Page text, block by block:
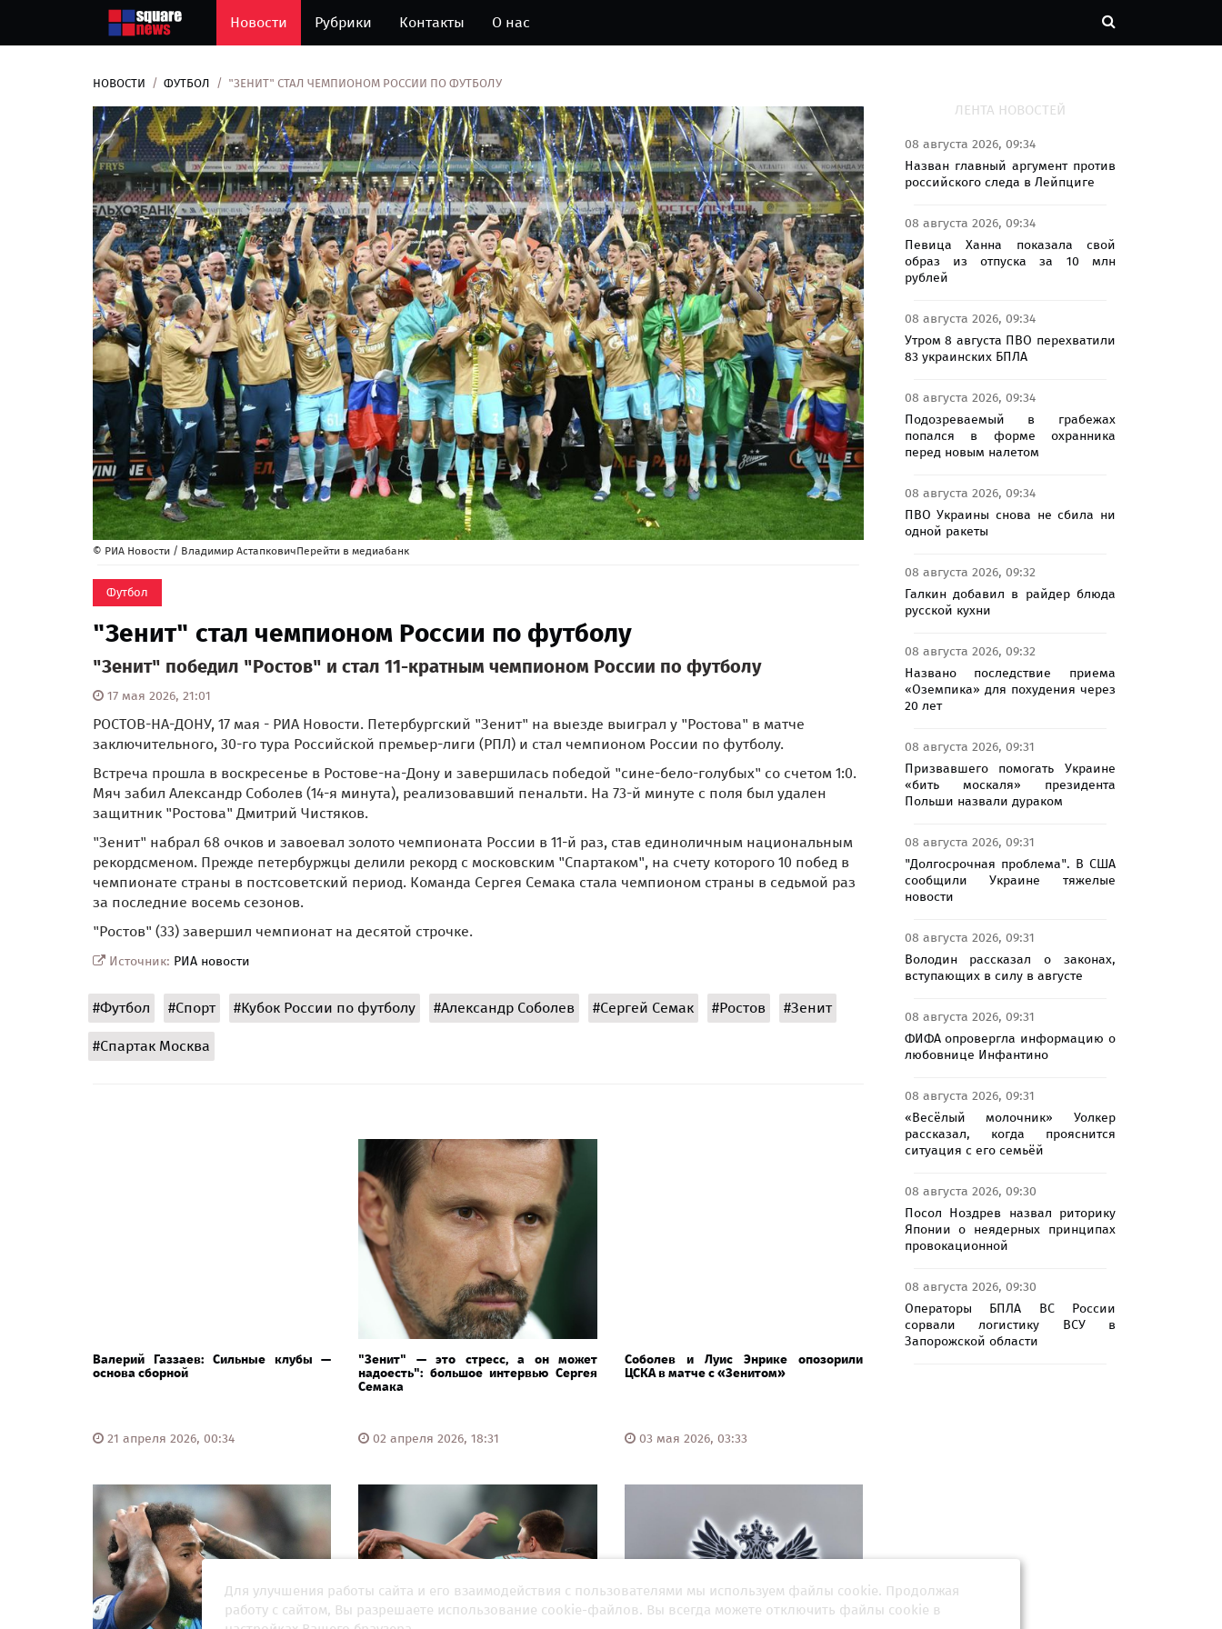
Новости Рубрики Контакты О нас
НОВОСТИ ФУТБОЛ "ЗЕНИТ" СТАЛ ЧЕМПИОНОМ РОССИИ ПО ФУТБОЛУ
© РИА Новости / Владимир АстапковичПерейти в медиабанк
Футбол
"Зенит" стал чемпионом России по футболу
"Зенит" победил "Ростов" и стал 11-кратным чемпионом России по футболу
17 мая 2026, 21:01
РОСТОВ-НА-ДОНУ, 17 мая - РИА Новости. Петербургский "Зенит" на выезде выиграл у "Ростова" в матче
заключительного, 30-го тура Российской премьер-лиги (РПЛ) и стал чемпионом России по футболу.
Встреча прошла в воскресенье в Ростове-на-Дону и завершилась победой "сине-бело-голубых" со счетом 1:0.
Мяч забил Александр Соболев (14-я минута), реализовавший пенальти. На 73-й минуте с поля был удален
защитник "Ростова" Дмитрий Чистяков.
"Зенит" набрал 68 очков и завоевал золото чемпионата России в 11-й раз, став единоличным национальным
рекордсменом. Прежде петербуржцы делили рекорд с московским "Спартаком", на счету которого 10 побед в
чемпионате страны в постсоветский период. Команда Сергея Семака стала чемпионом страны в седьмой раз
за последние восемь сезонов.
"Ростов" (33) завершил чемпионат на десятой строчке.
Источник: РИА новости
#Футбол #Спорт #Кубок России по футболу #Александр Соболев #Сергей Семак #Ростов #Зенит
#Спартак Москва
Валерий Газзаев: Сильные клубы —
основа сборной
21 апреля 2026, 00:34
"Зенит" — это стресс, а он может
надоесть": большое интервью Сергея
Семака
02 апреля 2026, 18:31
Соболев и Луис Энрике опозорили
ЦСКА в матче с «Зенитом»
03 мая 2026, 03:33
ЛЕНТА НОВОСТЕЙ
08 августа 2026, 09:34
Назван главный аргумент против
российского следа в Лейпциге
08 августа 2026, 09:34
Певица Ханна показала свой
образ из отпуска за 10 млн
рублей
08 августа 2026, 09:34
Утром 8 августа ПВО перехватили
83 украинских БПЛА
08 августа 2026, 09:34
Подозреваемый в грабежах
попался в форме охранника
перед новым налетом
08 августа 2026, 09:34
ПВО Украины снова не сбила ни
одной ракеты
08 августа 2026, 09:32
Галкин добавил в райдер блюда
русской кухни
08 августа 2026, 09:32
Названо последствие приема
«Оземпика» для похудения через
20 лет
08 августа 2026, 09:31
Призвавшего помогать Украине
«бить москаля» президента
Польши назвали дураком
08 августа 2026, 09:31
"Долгосрочная проблема". В США
сообщили Украине тяжелые
новости
08 августа 2026, 09:31
Володин рассказал о законах,
вступающих в силу в августе
08 августа 2026, 09:31
ФИФА опровергла информацию о
любовнице Инфантино
08 августа 2026, 09:31
«Весёлый молочник» Уолкер
рассказал, когда прояснится
ситуация с его семьёй
08 августа 2026, 09:30
Посол Ноздрев назвал риторику
Японии о неядерных принципах
провокационной
08 августа 2026, 09:30
Операторы БПЛА ВС России
сорвали логистику ВСУ в
Запорожской области
Для улучшения работы сайта и его взаимодействия с пользователями мы используем файлы cookie. Продолжая
работу с сайтом, Вы разрешаете использование cookie-файлов. Вы всегда можете отключить файлы cookie в